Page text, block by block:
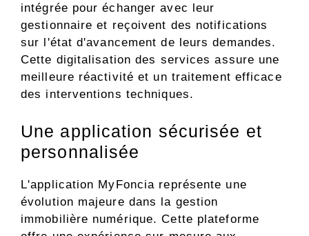
intégrée pour échanger avec leur
gestionnaire et reçoivent des notifications
sur l'état d'avancement de leurs demandes.
Cette digitalisation des services assure une
meilleure réactivité et un traitement efficace
des interventions techniques.
Une application sécurisée et
personnalisée
L'application MyFoncia représente une
évolution majeure dans la gestion
immobilière numérique. Cette plateforme